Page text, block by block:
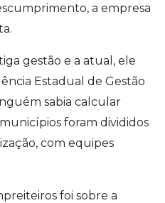
a empresa
gestão e a atual, ele
Estadual de Gestão
sabia calcular
foram divididos
com equipes
foi sobre a